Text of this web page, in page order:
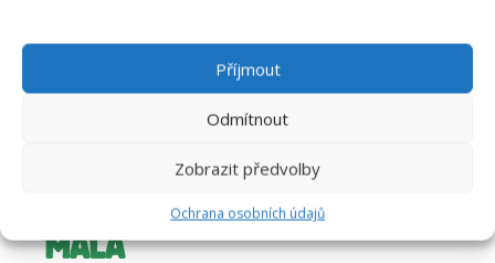
Příjmout
Odmítnout
Zobrazit předvolby
Ochrana osobních údajů
odolní, než naši čtyřnožci. Přidané
látky do lidských zubních past
UČTE PSA ČIŠTĚNÍ OD
MALA